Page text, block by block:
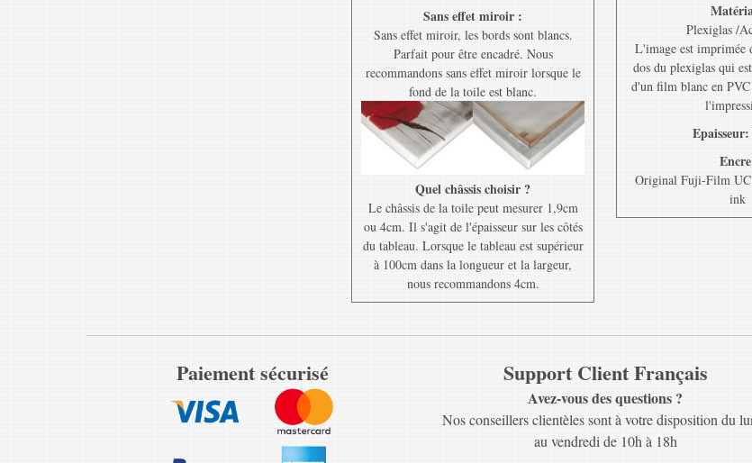
Sans effet miroir :
Sans effet miroir, les bords sont blancs.
Parfait pour être encadré. Nous
recommandons sans effet miroir lorsque le
fond de la toile est blanc.
Quel châssis choisir ?
Le châssis de la toile peut mesurer 1,9cm
ou 4cm. Il s'agit de l'épaisseur sur les côtés
du tableau. Lorsque le tableau est supérieur
à 100cm dans la longueur et la largeur,
nous recommandons 4cm.
Plexiglas /
L'image est imprimée
dos du plexiglas qui
d'un film blanc en
Epaisseur:
Original Fuji-Film
ink
Paiement sécurisé Support Client Français
Avez-vous des questions ?
Nos conseillers clientèles sont à votre disposition du
au vendredi de 10h à 18h